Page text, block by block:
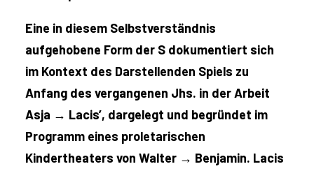
Eine in diesem Selbstverständnis
aufgehobene Form der S dokumentiert sich
im Kontext des Darstellenden Spiels zu
Anfang des vergangenen Jhs. in der Arbeit
Asja → Lacis’, dargelegt und begründet im
Programm eines proletarischen
Kindertheaters von Walter → Benjamin. Lacis